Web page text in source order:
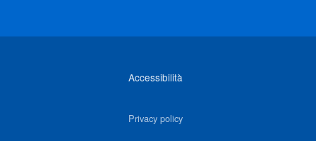
Accessibilità
Privacy policy